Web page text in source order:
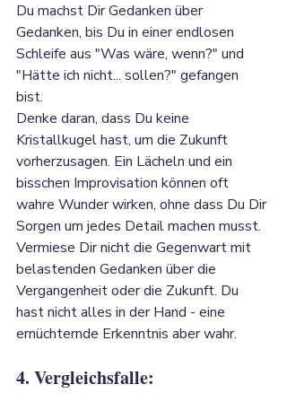
Du machst Dir Gedanken über
Gedanken, bis Du in einer endlosen
Schleife aus "Was wäre, wenn?" und
"Hätte ich nicht... sollen?" gefangen
bist.
Denke daran, dass Du keine
Kristallkugel hast, um die Zukunft
vorherzusagen. Ein Lächeln und ein
bisschen Improvisation können oft
wahre Wunder wirken, ohne dass Du Dir
Sorgen um jedes Detail machen musst.
Vermiese Dir nicht die Gegenwart mit
belastenden Gedanken über die
Vergangenheit oder die Zukunft. Du
hast nicht alles in der Hand - eine
ernüchternde Erkenntnis aber wahr.
4. Vergleichsfalle: